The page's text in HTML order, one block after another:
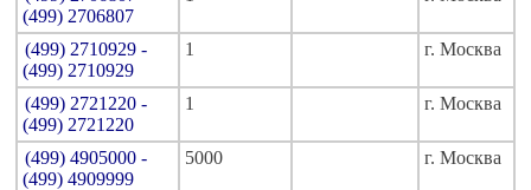
(499) 2706807
(499) 2710929 -
(499) 2710929
1 г. Москва
(499) 2721220 -
(499) 2721220
1 г. Москва
(499) 4905000 -
(499) 4909999
5000 г. Москва